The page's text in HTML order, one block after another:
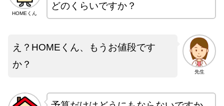
HOMEくん
どのくらいですか？
先生
え？HOMEくん、もうお値段です
か？